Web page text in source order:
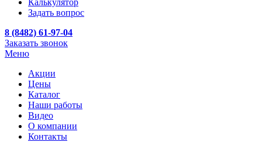
Калькулятор
Задать вопрос
8 (8482) 61-97-04
Заказать звонок
Меню
Акции
Цены
Каталог
Наши работы
Видео
О компании
Контакты